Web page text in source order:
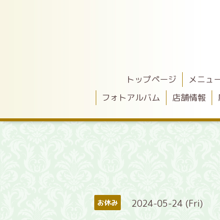
トップページ
メニュ
フォトアルバム
店舗情報
お休み 2024-05-24 (Fri)